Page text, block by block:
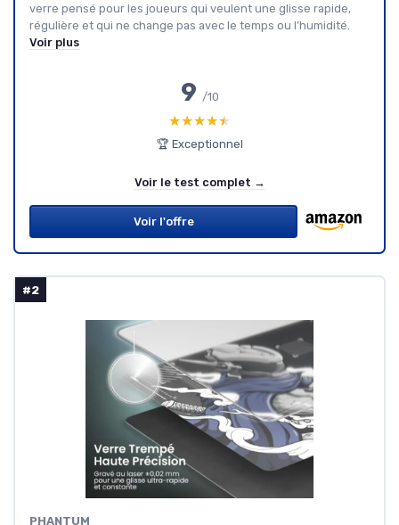
verre pensé pour les joueurs qui veulent une glisse rapide,
régulière et qui ne change pas avec le temps ou l’humidité.
Voir plus
9 /10
★★★★★
★★★★★
🏆 Exceptionnel
Voir le test complet →
Voir l'offre
#2
PHANTUM